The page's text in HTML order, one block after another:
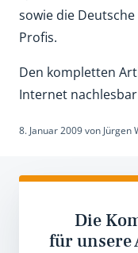
sowie die
Profis.
Den kompletten
Internet
8. Januar 2009von Jürgen
Die
für unsere